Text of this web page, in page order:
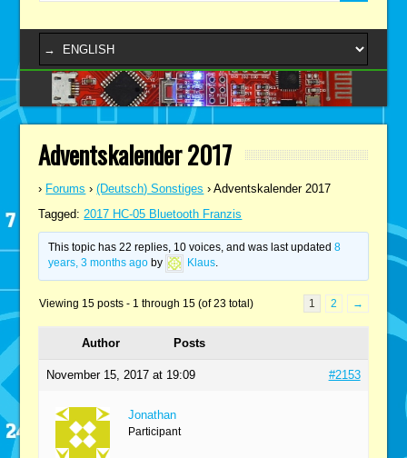
Adventskalender 2017
› Forums › (Deutsch) Sonstiges › Adventskalender 2017
Tagged: 2017 HC-05 Bluetooth Franzis
This topic has 22 replies, 10 voices, and was last updated 8
years, 3 months agoby Klaus.
Viewing 15 posts - 1 through 15 (of 23 total) 1 2 →
Author Posts
November 15, 2017 at 19:09 #2153
Jonathan
Participant